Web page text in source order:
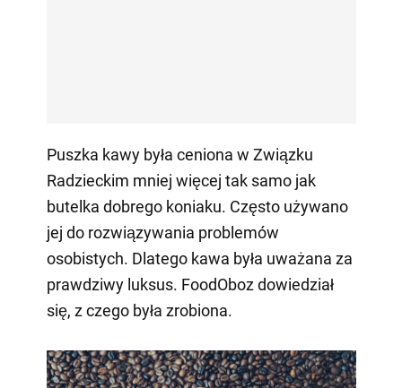
Puszka kawy była ceniona w Związku
Radzieckim mniej więcej tak samo jak
butelka dobrego koniaku. Często używano
jej do rozwiązywania problemów
osobistych. Dlatego kawa była uważana za
prawdziwy luksus. FoodOboz dowiedział
się, z czego była zrobiona.